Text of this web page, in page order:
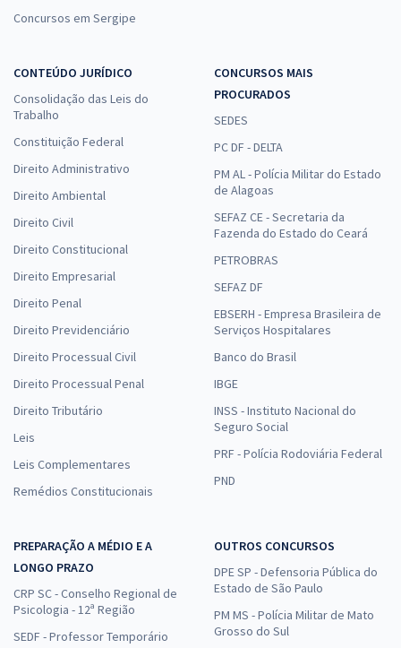
Concursos em Sergipe
CONTEÚDO JURÍDICO
Consolidação das Leis do
Trabalho
Constituição Federal
Direito Administrativo
Direito Ambiental
Direito Civil
Direito Constitucional
Direito Empresarial
Direito Penal
Direito Previdenciário
Direito Processual Civil
Direito Processual Penal
Direito Tributário
Leis
Leis Complementares
Remédios Constitucionais
CONCURSOS MAIS
PROCURADOS
SEDES
PC DF - DELTA
PM AL - Polícia Militar do Estado
de Alagoas
SEFAZ CE - Secretaria da
Fazenda do Estado do Ceará
PETROBRAS
SEFAZ DF
EBSERH - Empresa Brasileira de
Serviços Hospitalares
Banco do Brasil
IBGE
INSS - Instituto Nacional do
Seguro Social
PRF - Polícia Rodoviária Federal
PND
PREPARAÇÃO A MÉDIO E A
LONGO PRAZO
CRP SC - Conselho Regional de
Psicologia - 12ª Região
SEDF - Professor Temporário
OUTROS CONCURSOS
DPE SP - Defensoria Pública do
Estado de São Paulo
PM MS - Polícia Militar de Mato
Grosso do Sul